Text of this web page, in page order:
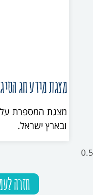
מצגת מידע חג
מצגת המספרת על
ובארץ ישראל.
חזרה